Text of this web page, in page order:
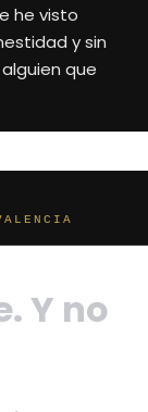
he visto
y sin
que
Y no